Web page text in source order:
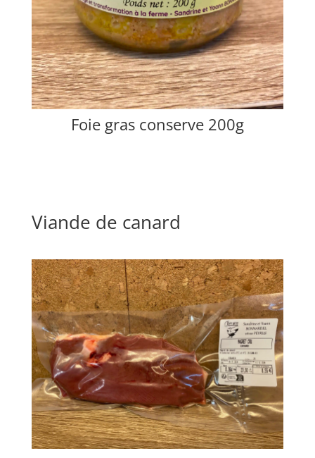
Foie gras conserve 200g
Viande de canard